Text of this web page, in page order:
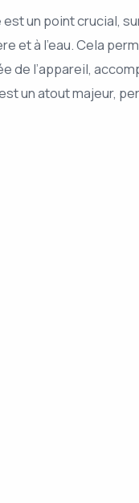
un point crucial,
et à l’eau. Cela
de l’appareil,
un atout majeur,